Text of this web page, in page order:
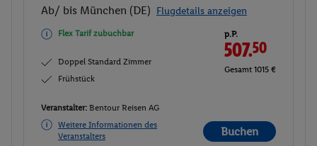
Ab/ bis München (DE) Flugdetails anzeigen
Flex Tarif zubuchbar
Doppel Standard Zimmer
Frühstück
p.P.
507.50
Gesamt 1015 €
Veranstalter: Bentour Reisen AG
Weitere Informationen des
Veranstalters
Buchen